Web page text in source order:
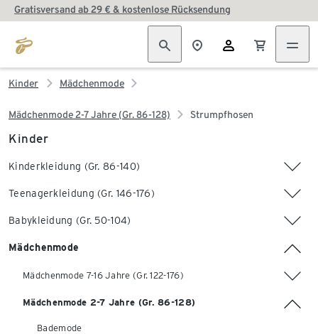
Gratisversand ab 29 € & kostenlose Rücksendung
Kinder Mädchenmode
Mädchenmode 2-7 Jahre (Gr. 86-128) Strumpfhosen
Kinder
Kinderkleidung (Gr. 86-140)
Teenagerkleidung (Gr. 146-176)
Babykleidung (Gr. 50-104)
Mädchenmode
Mädchenmode 7-16 Jahre (Gr. 122-176)
Mädchenmode 2-7 Jahre (Gr. 86-128)
Bademode